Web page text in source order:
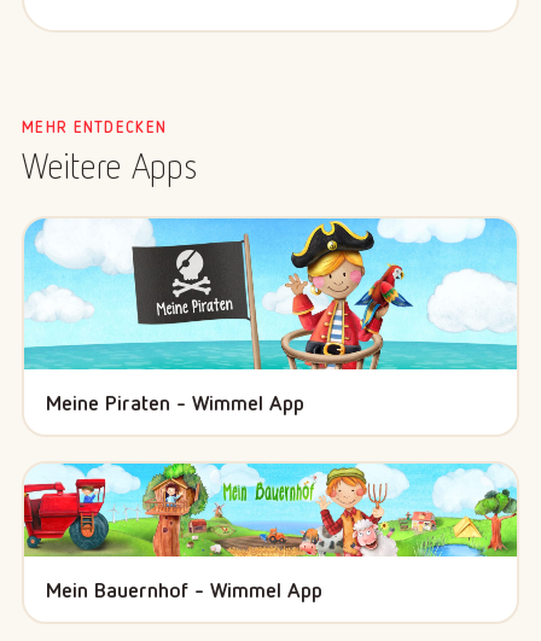
MEHR ENTDECKEN
Weitere Apps
Meine Piraten - Wimmel App
Mein Bauernhof - Wimmel App